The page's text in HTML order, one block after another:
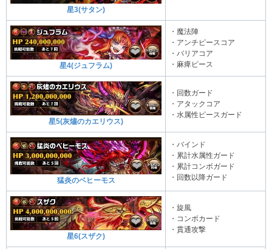
星3(サタン)
星4(ジュフラム)
・魔法陣
・アンチピースコア
・バリアコア
・麻痺ピース
星5(灰燼のカエリウス)
・回数ガード
・アタックコア
・水属性ピースガード
猛炎のベヒーモス
・バインド
・累計水属性ガード
・累計コンボガード
・回数以降ガード
星6(スザク)
・旋風
・コンボカード
・貫通攻撃